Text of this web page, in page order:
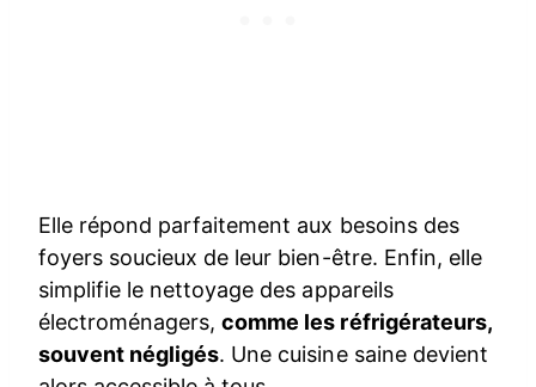
Elle répond parfaitement aux besoins des
foyers soucieux de leur bien-être. Enfin, elle
simplifie le nettoyage des appareils
électroménagers,comme les réfrigérateurs,
souvent négligés. Une cuisine saine devient